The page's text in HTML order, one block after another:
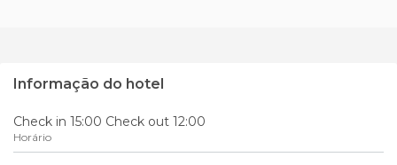
Informação do hotel
Check in 15:00 Check out 12:00
Horário